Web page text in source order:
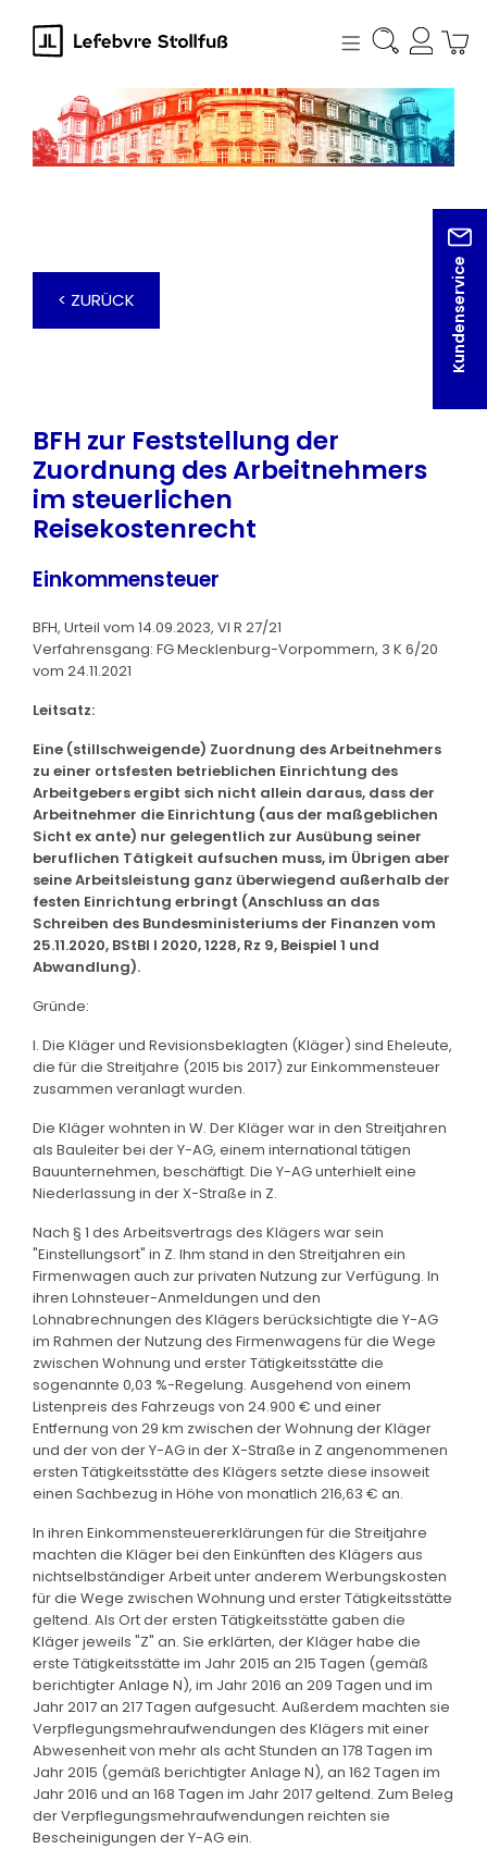
springen
Kundenservice
< ZURÜCK
BFH zur Feststellung der
Zuordnung des Arbeitnehmers
im steuerlichen
Reisekostenrecht
Einkommensteuer
BFH, Urteil vom 14.09.2023, VI R 27/21
Verfahrensgang: FG Mecklenburg-Vorpommern, 3 K 6/20
vom 24.11.2021
Leitsatz:
Eine (stillschweigende) Zuordnung des Arbeitnehmers
zu einer ortsfesten betrieblichen Einrichtung des
Arbeitgebers ergibt sich nicht allein daraus, dass der
Arbeitnehmer die Einrichtung (aus der maßgeblichen
Sicht ex ante) nur gelegentlich zur Ausübung seiner
beruflichen Tätigkeit aufsuchen muss, im Übrigen aber
seine Arbeitsleistung ganz überwiegend außerhalb der
festen Einrichtung erbringt (Anschluss an das
Schreiben des Bundesministeriums der Finanzen vom
25.11.2020, BStBl I 2020, 1228, Rz 9, Beispiel 1 und
Abwandlung).
Gründe:
I. Die Kläger und Revisionsbeklagten (Kläger) sind Eheleute,
die für die Streitjahre (2015 bis 2017) zur Einkommensteuer
zusammen veranlagt wurden.
Die Kläger wohnten in W. Der Kläger war in den Streitjahren
als Bauleiter bei der Y-AG, einem international tätigen
Bauunternehmen, beschäftigt. Die Y-AG unterhielt eine
Niederlassung in der X-Straße in Z.
Nach § 1 des Arbeitsvertrags des Klägers war sein
"Einstellungsort" in Z. Ihm stand in den Streitjahren ein
Firmenwagen auch zur privaten Nutzung zur Verfügung. In
ihren Lohnsteuer-Anmeldungen und den
Lohnabrechnungen des Klägers berücksichtigte die Y-AG
im Rahmen der Nutzung des Firmenwagens für die Wege
zwischen Wohnung und erster Tätigkeitsstätte die
sogenannte 0,03 %-Regelung. Ausgehend von einem
Listenpreis des Fahrzeugs von 24.900 € und einer
Entfernung von 29 km zwischen der Wohnung der Kläger
und der von der Y-AG in der X-Straße in Z angenommenen
ersten Tätigkeitsstätte des Klägers setzte diese insoweit
einen Sachbezug in Höhe von monatlich 216,63 € an.
In ihren Einkommensteuererklärungen für die Streitjahre
machten die Kläger bei den Einkünften des Klägers aus
nichtselbständiger Arbeit unter anderem Werbungskosten
für die Wege zwischen Wohnung und erster Tätigkeitsstätte
geltend. Als Ort der ersten Tätigkeitsstätte gaben die
Kläger jeweils "Z" an. Sie erklärten, der Kläger habe die
erste Tätigkeitsstätte im Jahr 2015 an 215 Tagen (gemäß
berichtigter Anlage N), im Jahr 2016 an 209 Tagen und im
Jahr 2017 an 217 Tagen aufgesucht. Außerdem machten sie
Verpflegungsmehraufwendungen des Klägers mit einer
Abwesenheit von mehr als acht Stunden an 178 Tagen im
Jahr 2015 (gemäß berichtigter Anlage N), an 162 Tagen im
Jahr 2016 und an 168 Tagen im Jahr 2017 geltend. Zum Beleg
der Verpflegungsmehraufwendungen reichten sie
Bescheinigungen der Y-AG ein.